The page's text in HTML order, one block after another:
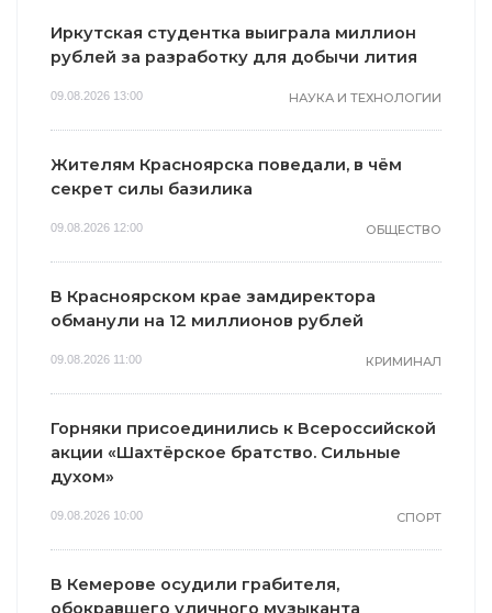
Иркутская студентка выиграла миллион
рублей за разработку для добычи лития
09.08.2026 13:00 НАУКА И ТЕХНОЛОГИИ
Жителям Красноярска поведали, в чём
секрет силы базилика
09.08.2026 12:00 ОБЩЕСТВО
В Красноярском крае замдиректора
обманули на 12 миллионов рублей
09.08.2026 11:00 КРИМИНАЛ
Горняки присоединились к Всероссийской
акции «Шахтёрское братство. Сильные
духом»
09.08.2026 10:00 СПОРТ
В Кемерове осудили грабителя,
обокравшего уличного музыканта